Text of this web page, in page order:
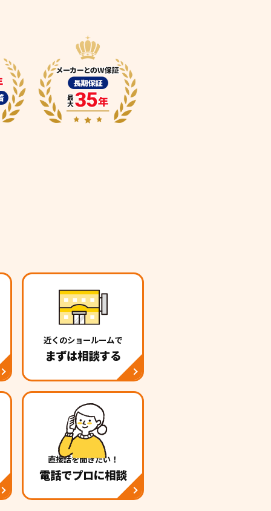
近くのショールームで
まずは相談する
直接話を聞きたい！
電話でプロに相談